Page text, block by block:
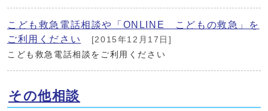
こども救急電話相談や「ONLINE こどもの救急」を
ご利用ください
[2015年12月17日]
こども救急電話相談をご利用ください
その他相談